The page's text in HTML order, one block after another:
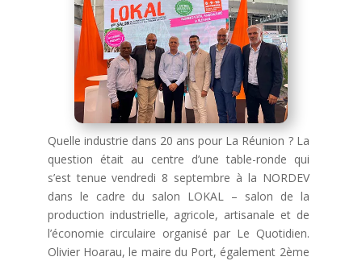
Quelle industrie dans 20 ans pour La Réunion ? La
question était au centre d’une table-ronde qui
s’est tenue vendredi 8 septembre à la NORDEV
dans le cadre du salon LOKAL – salon de la
production industrielle, agricole, artisanale et de
l’économie circulaire organisé par Le Quotidien.
Olivier Hoarau, le maire du Port, également 2ème